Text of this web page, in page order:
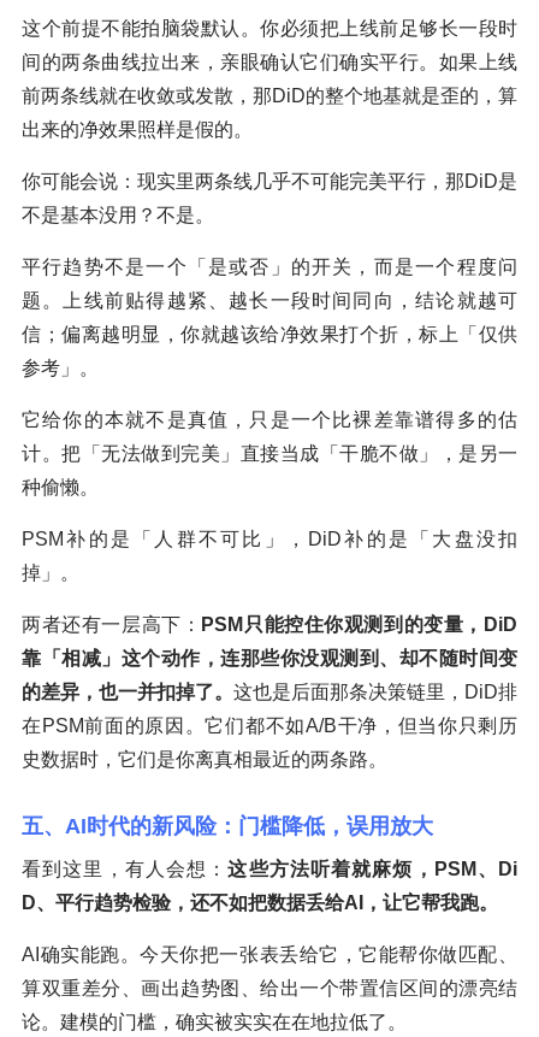
这个前提不能拍脑袋默认。你必须把上线前足够长一段时
间的两条曲线拉出来，亲眼确认它们确实平行。如果上线
前两条线就在收敛或发散，那DiD的整个地基就是歪的，算
出来的净效果照样是假的。
你可能会说：现实里两条线几乎不可能完美平行，那DiD是
不是基本没用？不是。
平行趋势不是一个「是或否」的开关，而是一个程度问
题。上线前贴得越紧、越长一段时间同向，结论就越可
信；偏离越明显，你就越该给净效果打个折，标上「仅供
参考」。
它给你的本就不是真值，只是一个比裸差靠谱得多的估
计。把「无法做到完美」直接当成「干脆不做」，是另一
种偷懒。
PSM补的是「人群不可比」，DiD补的是「大盘没扣
掉」。
两者还有一层高下： PSM只能控住你观测到的变量，DiD
靠「相减」这个动作，连那些你没观测到、却不随时间变
的差异，也一并扣掉了。 这也是后面那条决策链里，DiD排
在PSM前面的原因。它们都不如A/B干净，但当你只剩历
史数据时，它们是你离真相最近的两条路。
五、AI时代的新风险：门槛降低，误用放大
看到这里，有人会想：这些方法听着就麻烦，PSM、Di
D、平行趋势检验，还不如把数据丢给AI，让它帮我跑。
AI确实能跑。今天你把一张表丢给它，它能帮你做匹配、
算双重差分、画出趋势图、给出一个带置信区间的漂亮结
论。建模的门槛，确实被实实在在地拉低了。